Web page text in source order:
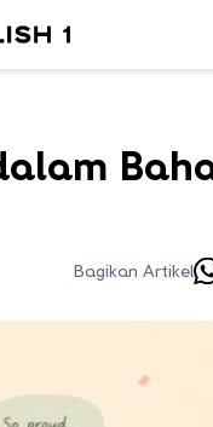
Bagikan Artikel